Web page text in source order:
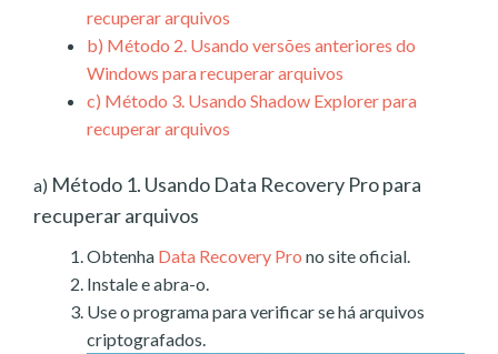
recuperar arquivos
b) Método 2. Usando versões anteriores do
Windows para recuperar arquivos
c) Método 3. Usando Shadow Explorer para
recuperar arquivos
a) Método 1. Usando Data Recovery Pro para
recuperar arquivos
Obtenha Data Recovery Pro no site oficial.
Instale e abra-o.
Use o programa para verificar se há arquivos
criptografados.